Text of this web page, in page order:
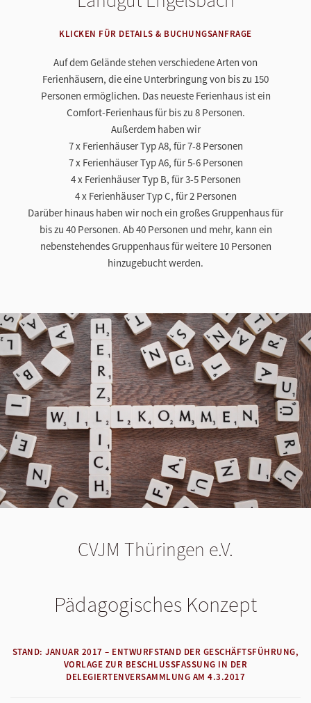
KLICKEN FÜR DETAILS & BUCHUNGSANFRAGE
Auf dem Gelände stehen verschiedene Arten von
Ferienhäusern, die eine Unterbringung von bis zu 150
Personen ermöglichen. Das neueste Ferienhaus ist ein
Comfort-Ferienhaus für bis zu 8 Personen.
Außerdem haben wir
7 x Ferienhäuser Typ A8, für 7-8 Personen
7 x Ferienhäuser Typ A6, für 5-6 Personen
4 x Ferienhäuser Typ B, für 3-5 Personen
4 x Ferienhäuser Typ C, für 2 Personen
Darüber hinaus haben wir noch ein großes Gruppenhaus für
bis zu 40 Personen. Ab 40 Personen und mehr, kann ein
nebenstehendes Gruppenhaus für weitere 10 Personen
hinzugebucht werden.
CVJM Thüringen e.V.
Pädagogisches Konzept
STAND: JANUAR 2017 – ENTWURFSTAND DER GESCHÄFTSFÜHRUNG,
VORLAGE ZUR BESCHLUSSFASSUNG IN DER
DELEGIERTENVERSAMMLUNG AM 4.3.2017